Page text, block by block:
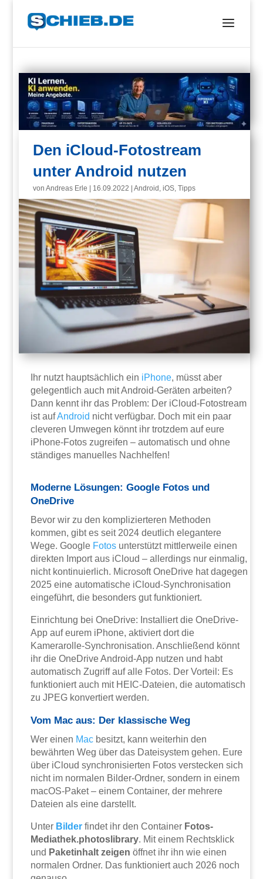
Den iCloud-Fotostream
unter Android nutzen
vonAndreas Erle 16.09.2022 |Android ,iOS,Tipps
Ihr nutzt hauptsächlich ein iPhone, müsst aber
gelegentlich auch mit Android-Geräten arbeiten?
Dann kennt ihr das Problem: Der iCloud-Fotostream
ist aufAndroid nicht verfügbar. Doch mit ein paar
cleveren Umwegen könnt ihr trotzdem auf eure
iPhone-Fotos zugreifen – automatisch und ohne
ständiges manuelles Nachhelfen!
Moderne Lösungen: Google Fotos und
OneDrive
Bevor wir zu den komplizierteren Methoden
kommen, gibt es seit 2024 deutlich elegantere
Wege. Google Fotos unterstützt mittlerweile einen
direkten Import aus iCloud – allerdings nur einmalig,
nicht kontinuierlich. Microsoft OneDrive hat dagegen
2025 eine automatische iCloud-Synchronisation
eingeführt, die besonders gut funktioniert.
Einrichtung bei OneDrive: Installiert die OneDrive-
App auf eurem iPhone, aktiviert dort die
Kamerarolle-Synchronisation. Anschließend könnt
ihr die OneDrive Android-App nutzen und habt
automatisch Zugriff auf alle Fotos. Der Vorteil: Es
funktioniert auch mit HEIC-Dateien, die automatisch
zu JPEG konvertiert werden.
Vom Mac aus: Der klassische Weg
Wer einen Mac besitzt, kann weiterhin den
bewährten Weg über das Dateisystem gehen. Eure
über iCloud synchronisierten Fotos verstecken sich
nicht im normalen Bilder-Ordner, sondern in einem
macOS-Paket – einem Container, der mehrere
Dateien als eine darstellt.
Unter Bilder findet ihr den Container Fotos-
Mediathek.photoslibrary. Mit einem Rechtsklick
und Paketinhalt zeigen öffnet ihr ihn wie einen
normalen Ordner. Das funktioniert auch 2026 noch